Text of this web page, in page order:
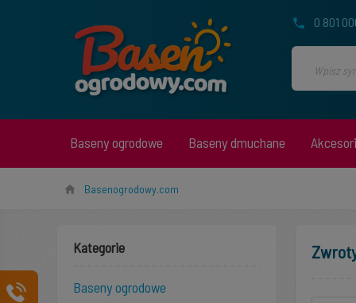
0 801
Baseny ogrodowe Baseny dmuchane
Basenogrodowy.com
Kategorie
Baseny ogrodowe